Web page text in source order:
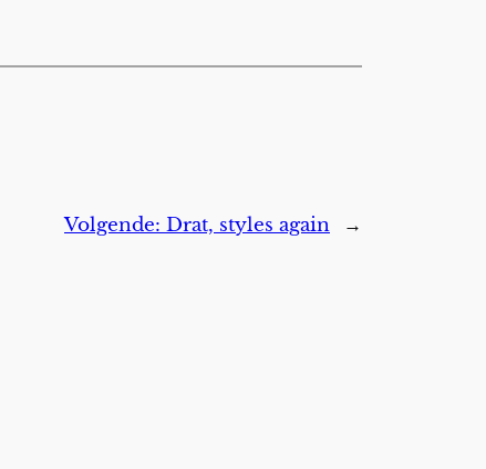
Volgende: Drat, styles again →